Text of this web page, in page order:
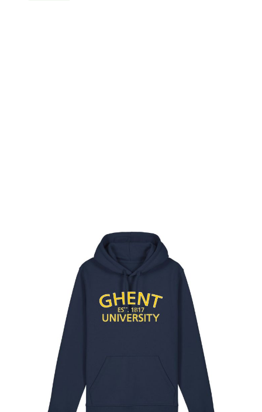
Materiaal: 85% biologisch katoen (GOTS) en 15% gerecycleerd polyester
(GRS) - OEKO-TEX® - Peta Vegan Approved
Maatschappelijk verantwoord geproduceerd (Fair Wear)
Opdruk: Ghent University op de borst
Tips om de juiste maat te kiezen
Verkrijgbaar bij
: Vanaf eind augustus
Verkrijgbaar bij
Verkrijgbaar bij
: NEE